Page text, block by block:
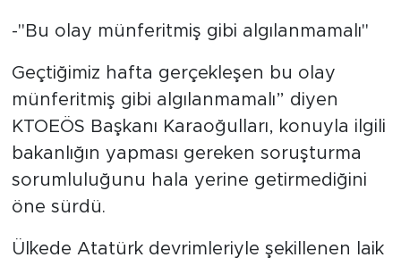
-"Bu olay münferitmiş gibi algılanmamalı"
Geçtiğimiz hafta gerçekleşen bu olay
münferitmiş gibi algılanmamalı” diyen
KTOEÖS Başkanı Karaoğulları, konuyla ilgili
bakanlığın yapması gereken soruşturma
sorumluluğunu hala yerine getirmediğini
öne sürdü.
Ülkede Atatürk devrimleriyle şekillenen laik